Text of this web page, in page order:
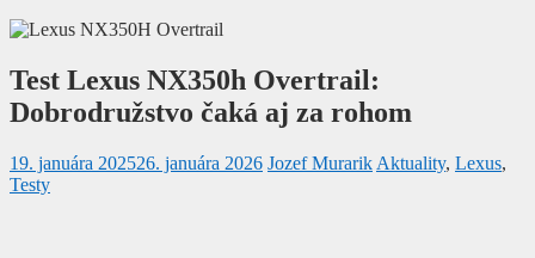
Test Lexus NX350h Overtrail:
Dobrodružstvo čaká aj za rohom
19. januára 202526. januára 2026 Jozef Murarik Aktuality, Lexus,
Testy